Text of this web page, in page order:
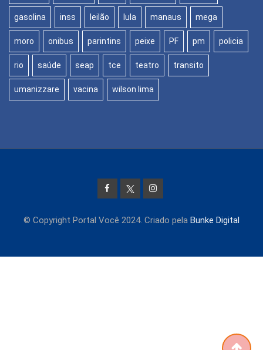
gasolina inss leilão lula manaus mega
moro onibus parintins peixe PF pm policia
rio saúde seap tce teatro transito
umanizzare vacina wilson lima
© Copyright Portal Você 2024. Criado pela Bunke Digital